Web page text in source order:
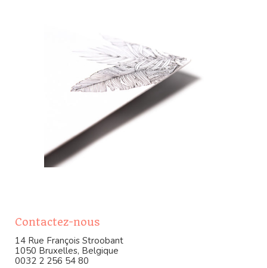
Contactez-nous
14 Rue François Stroobant
1050 Bruxelles, Belgique
0032 2 256 54 80